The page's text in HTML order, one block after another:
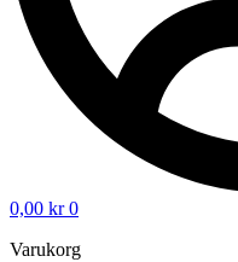
0,00 kr 0
Varukorg